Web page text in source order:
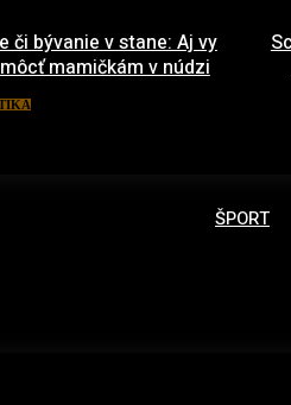
či bývanie v stane: Aj vy
mamičkám v núdzi
ŠPORT